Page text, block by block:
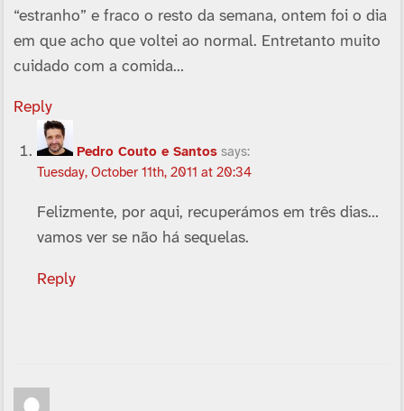
“estranho” e fraco o resto da semana, ontem foi o dia
em que acho que voltei ao normal. Entretanto muito
cuidado com a comida…
Reply
Pedro Couto e Santos says:
Tuesday, October 11th, 2011 at 20:34
Felizmente, por aqui, recuperámos em três dias…
vamos ver se não há sequelas.
Reply